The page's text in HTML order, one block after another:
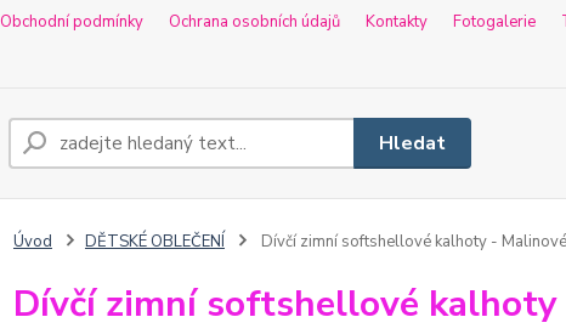
Obchodní podmínky Ochrana osobních údajů Kontakty Fotogalerie
Hledat
Úvod DĚTSKÉ OBLEČENÍ Dívčí zimní softshellové kalhoty -
Dívčí zimní softshellové